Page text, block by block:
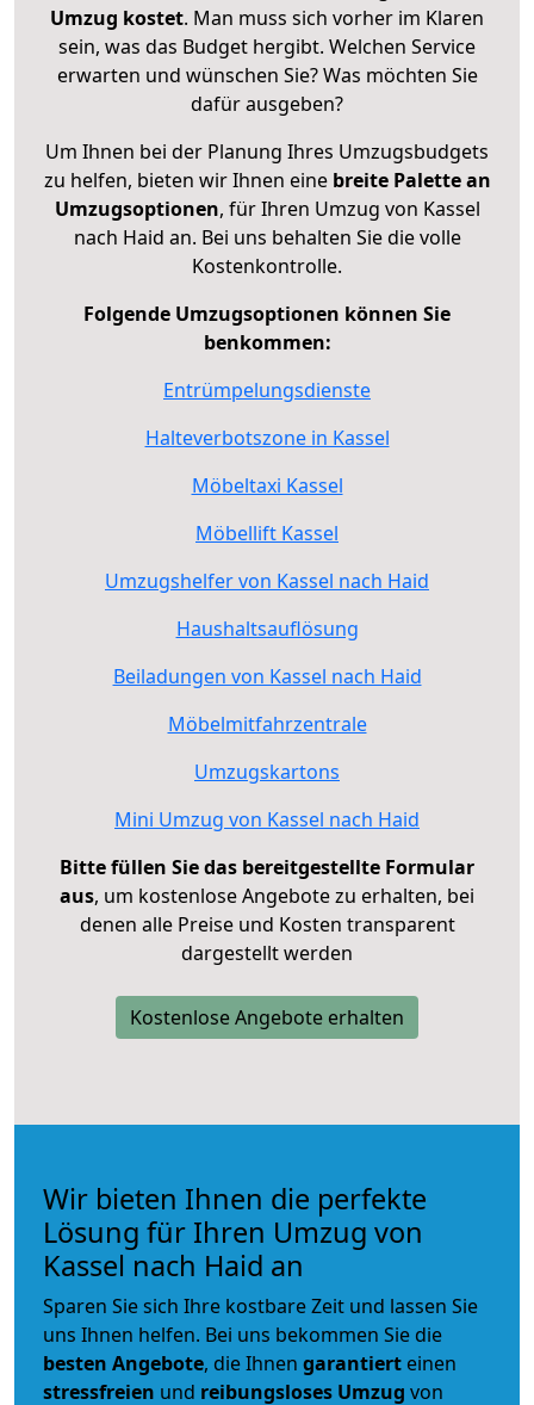
Umzug kostet. Man muss sich vorher im Klaren
sein, was das Budget hergibt. Welchen Service
erwarten und wünschen Sie? Was möchten Sie
dafür ausgeben?
Um Ihnen bei der Planung Ihres Umzugsbudgets
zu helfen, bieten wir Ihnen eine breite Palette an
Umzugsoptionen, für Ihren Umzug von Kassel
nach Haid an. Bei uns behalten Sie die volle
Kostenkontrolle.
Folgende Umzugsoptionen können Sie
benkommen:
Entrümpelungsdienste
Halteverbotszone in Kassel
Möbeltaxi Kassel
Möbellift Kassel
Umzugshelfer von Kassel nach Haid
Haushaltsauflösung
Beiladungen von Kassel nach Haid
Möbelmitfahrzentrale
Umzugskartons
Mini Umzug von Kassel nach Haid
Bitte füllen Sie das bereitgestellte Formular
aus, um kostenlose Angebote zu erhalten, bei
denen alle Preise und Kosten transparent
dargestellt werden
Kostenlose Angebote erhalten
Wir bieten Ihnen die perfekte
Lösung für Ihren Umzug von
Kassel nach Haid an
Sparen Sie sich Ihre kostbare Zeit und lassen Sie
uns Ihnen helfen. Bei uns bekommen Sie die
besten Angebote, die Ihnen garantiert einen
stressfreien und reibungsloses Umzug von